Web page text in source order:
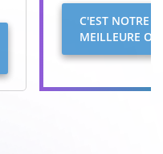
C'EST NOTRE
MEILLEURE